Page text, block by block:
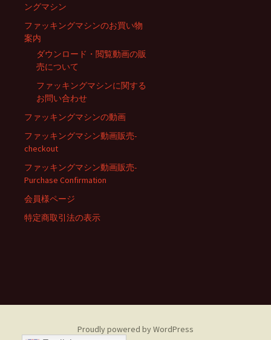
ングマシン
ファッキングマシンのお買い物
案内
ダウンロード・閲覧動画の販
売について
ファッキングマシンに関する
お問い合わせ
ファッキングマシンの動画
ファッキングマシン動画販売-
checkout
ファッキングマシン動画販売-
Purchase Confirmation
会員様ページ
特定商取引法の表示
Proudly powered by WordPress